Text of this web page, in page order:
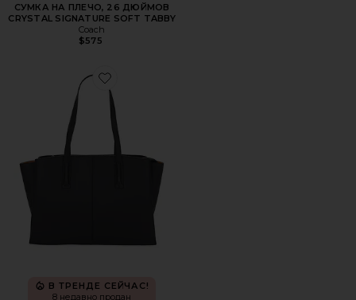
СУМКА НА ПЛЕЧО, 26 ДЮЙМОВ
CRYSTAL SIGNATURE SOFT TABBY
Coach
$575
Favorite СУМКА ТОУТ PALOMA
В ТРЕНДЕ СЕЙЧАС!
8 недавно продан